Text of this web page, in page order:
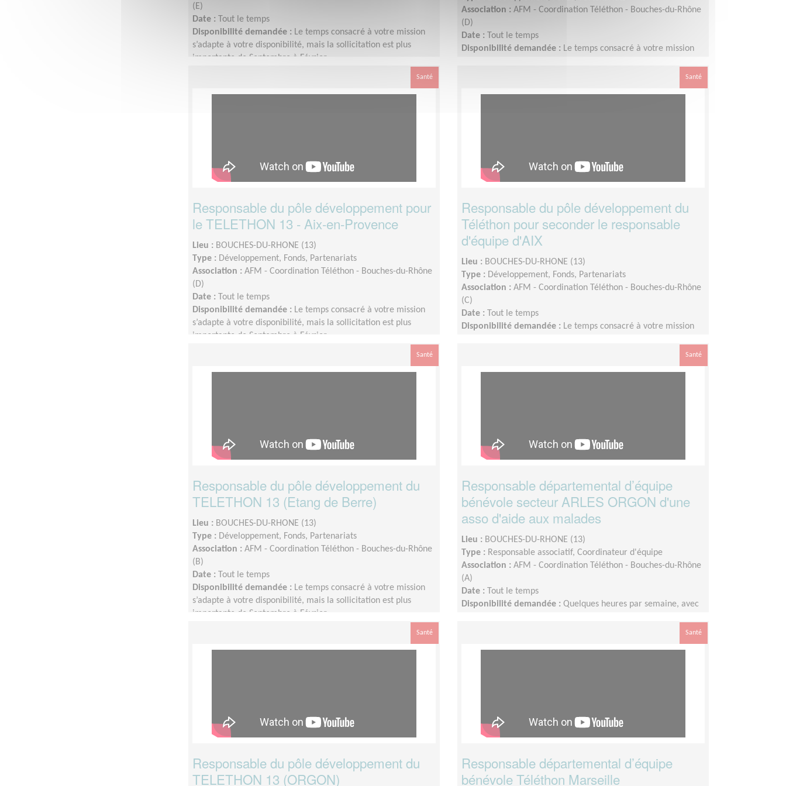
(E)
Date : Tout le temps
Disponibilité demandée : Le temps consacré à votre mission
s’adapte à votre disponibilité, mais la sollicitation est plus
importante de Septembre à Février
Association : AFM - Coordination Téléthon - Bouches-du-Rhône
(D)
Date : Tout le temps
Disponibilité demandée : Le temps consacré à votre mission
Santé
Responsable du pôle développement pour
le TELETHON 13 - Aix-en-Provence
Lieu : BOUCHES-DU-RHONE (13)
Type : Développement, Fonds, Partenariats
Association : AFM - Coordination Téléthon - Bouches-du-Rhône
(D)
Date : Tout le temps
Disponibilité demandée : Le temps consacré à votre mission
s’adapte à votre disponibilité, mais la sollicitation est plus
importante de Septembre à Février
Santé
Responsable du pôle développement du
Téléthon pour seconder le responsable
d'équipe d'AIX
Lieu : BOUCHES-DU-RHONE (13)
Type : Développement, Fonds, Partenariats
Association : AFM - Coordination Téléthon - Bouches-du-Rhône
(C)
Date : Tout le temps
Disponibilité demandée : Le temps consacré à votre mission
Santé
Responsable du pôle développement du
TELETHON 13 (Etang de Berre)
Lieu : BOUCHES-DU-RHONE (13)
Type : Développement, Fonds, Partenariats
Association : AFM - Coordination Téléthon - Bouches-du-Rhône
(B)
Date : Tout le temps
Disponibilité demandée : Le temps consacré à votre mission
s’adapte à votre disponibilité, mais la sollicitation est plus
importante de Septembre à Février
Santé
Responsable départemental d’équipe
bénévole secteur ARLES ORGON d'une
asso d'aide aux malades
Lieu : BOUCHES-DU-RHONE (13)
Type : Responsable associatif, Coordinateur d'équipe
Association : AFM - Coordination Téléthon - Bouches-du-Rhône
(A)
Date : Tout le temps
Disponibilité demandée : Quelques heures par semaine, avec
Santé
Responsable du pôle développement du
TELETHON 13 (ORGON)
Santé
Responsable départemental d’équipe
bénévole Téléthon Marseille